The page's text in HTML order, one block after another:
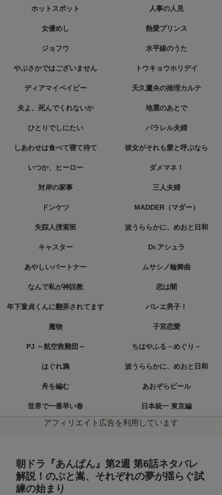
ホットスポット 人事の人見
女優めし 熱愛プリンス
ジョフウ 水平線のうた
やぶさかではございません トウキョウホリデイ
ディアマイベイビー 天久鷹央の推理カルテ
夫よ、死んでくれないか 地震のあとで
ひとりでしにたい パラレル夫婦
しあわせは食べて寝て待て 彼女がそれも愛と呼ぶなら
いつか、ヒーロー ダメマネ！
対岸の家事 三人夫婦
ドンケツ MADDER（マダー）
失踪人捜索班 波うららかに、めおと日和
キャスター Dr.アシュラ
あやしいパートナー ムサシノ輪舞曲
なんで私が神説教 恋は闇
年下童貞くんに翻弄されてます バレエ男子！
魔物 子宮恋愛
PJ ～航空救難団～ ちはやふる－めぐり－
はぐれ鴉 波うららかに、めおと日和
舟を編む あおぞらビール
世界で一番早い春 日本統一 東京編
アフィリエイト広告を利用しています
朝ドラ『あんぱん』第2週 第6話ネタバレ
解説！のぶと嵩、それぞれの夢が揺らぐ試
練の始まり